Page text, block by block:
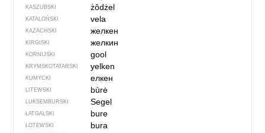
KASZUBSKI żôdżel
KATALOŃSKI vela
KAZACHSKI желкен
KIRGISKI желкин
KORNIJSKI gool
KRYMSKOTATARSKI yelken
KUMYCKI елкен
LITEWSKI bùrė
LUKSEMBURSKI Segel
ŁATGALSKI bure
ŁOTEWSKI bura